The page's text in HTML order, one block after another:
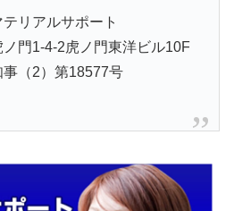
リアルサポート
門1-4-2虎ノ門東洋ビル10F
（2）第18577号